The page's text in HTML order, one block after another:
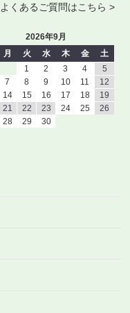
よくあるご質問はこちら >
2026年9月
月 火 水 木 金
土
1
2 3 4
5
7 8 9 10 11
12
14 15 16 17 18
19
21 22 23 24 25
26
28 29 30